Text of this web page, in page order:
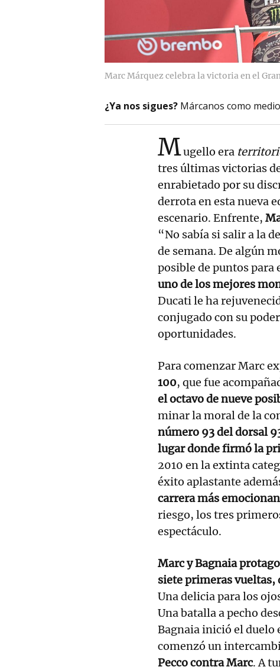
Marc Márquez celebra la victoria en el
¿Ya nos sigues? Márcanos como
Mugello era
tres últimas victorias
enrabietado por su
derrota en esta nueva
escenario. Enfrente,
“No sabía si salir a la
de semana. De algún
posible de puntos para
uno de los mejores
Ducati le ha
conjugado con su
oportunidades.
Para comenzar Marc
100, que fue
el octavo de nueve
minar la moral de la
número 93 del dorsal
lugar donde firmó la
2010 en la extinta
éxito aplastante
carrera más
riesgo, los tres
espectáculo.
Marc y Bagnaia
siete primeras vueltas,
Una delicia para los
Una batalla a pecho
Bagnaia inició el duelo
comenzó un
Pecco contra Marc. A